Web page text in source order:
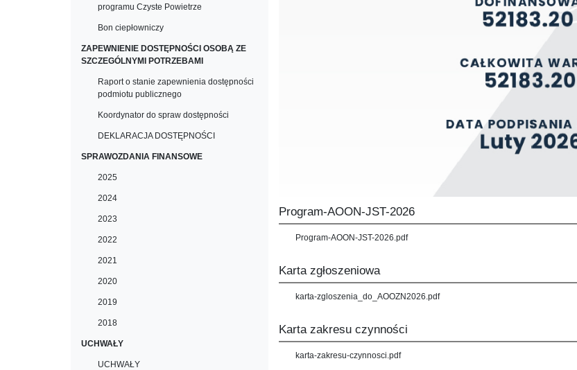
programu Czyste Powietrze
Bon ciepłowniczy
ZAPEWNIENIE DOSTĘPNOŚCI OSOBĄ ZE
SZCZEGÓLNYMI POTRZEBAMI
Raport o stanie zapewnienia dostępności
podmiotu publicznego
Koordynator do spraw dostępności
DEKLARACJA DOSTĘPNOŚCI
SPRAWOZDANIA FINANSOWE
2025
2024
2023
2022
2021
2020
2019
2018
UCHWAŁY
UCHWAŁY
Program-AOON-JST-2026
Program-AOON-JST-2026.pdf
Karta zgłoszeniowa
karta-zgloszenia_do_AOOZN2026.pdf
Karta zakresu czynności
karta-zakresu-czynnosci.pdf